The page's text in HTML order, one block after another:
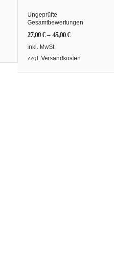
Ungeprüfte
Gesamtbewertungen
27,00€– 45,00€
inkl. MwSt.
zzgl. Versandkosten